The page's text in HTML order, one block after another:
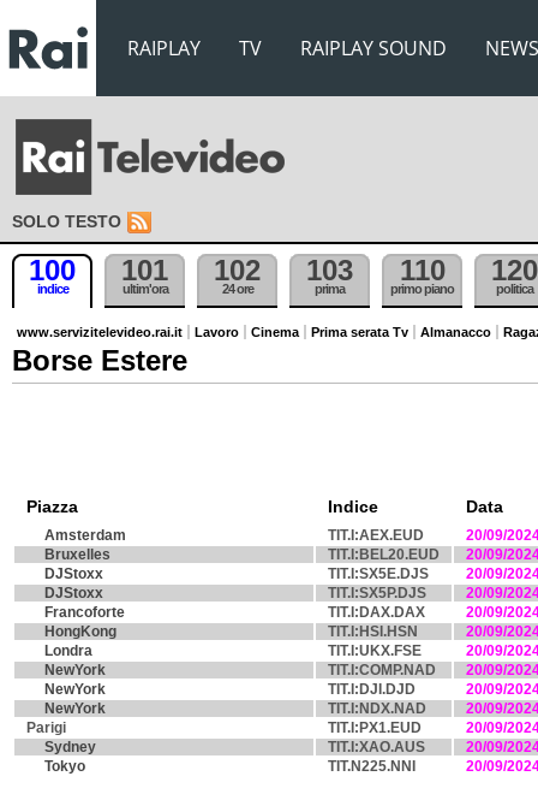
RAIPLAY TV RAIPLAY SOUND NEWS
SOLO TESTO
100
indice
101
ultim'ora
102
24 ore
103
prima
110
primo piano
120
politica
www.servizitelevideo.rai.it Lavoro Cinema Prima serata Tv Almanacco
Borse Estere
Piazza Indice Data
Amsterdam TIT.I:AEX.EUD
20/09/
Bruxelles
TIT.I:BEL20.EUD
20/09/
DJStoxx
TIT.I:SX5E.DJS
20/09/
DJStoxx
TIT.I:SX5P.DJS
20/09/
Francoforte
TIT.I:DAX.DAX
20/09/
HongKong
TIT.I:HSI.HSN
20/09/
Londra
TIT.I:UKX.FSE
20/09/
NewYork
TIT.I:COMP.NAD
20/09/
NewYork
TIT.I:DJI.DJD
20/09/
NewYork
TIT.I:NDX.NAD
20/09/
Parigi
TIT.I:PX1.EUD
20/09/
Sydney
TIT.I:XAO.AUS
20/09/
Tokyo
TIT.N225.NNI 20/09/